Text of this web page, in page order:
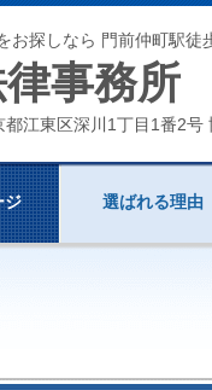
お探しなら 門前仲町駅徒
事務所
江東区深川1丁目1番2号
ジ 選ばれる理由